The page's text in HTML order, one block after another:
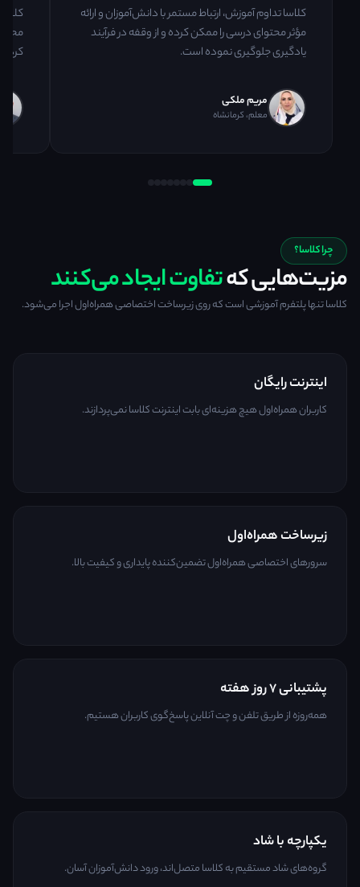
کلاسا تداوم آموزش، ارتباط مستمر با دانش‌آموزان و ارائه
مؤثر محتوای درسی را ممکن کرده و از وقفه در فرآیند
یادگیری جلوگیری نموده است.
مریم ملکی
معلم، کرمانشاه
چرا کلاسا؟
مزیت‌هایی کهتفاوت ایجاد می‌کنند
کلاسا تنها پلتفرم آموزشی است که روی زیرساخت اختصاصی همراه‌اول اجرا می‌شود.
اینترنت رایگان
کاربران همراه‌اول هیچ هزینه‌ای بابت اینترنت کلاسا نمی‌پردازند.
زیرساخت همراه‌اول
سرورهای اختصاصی همراه‌اول تضمین‌کننده پایداری و کیفیت بالا.
پشتیبانی ۷ روز هفته
همه‌روزه از طریق تلفن و چت آنلاین پاسخ‌گوی کاربران هستیم.
یکپارچه با شاد
گروه‌های شاد مستقیم به کلاسا متصل‌اند، ورود دانش‌آموزان آسان.